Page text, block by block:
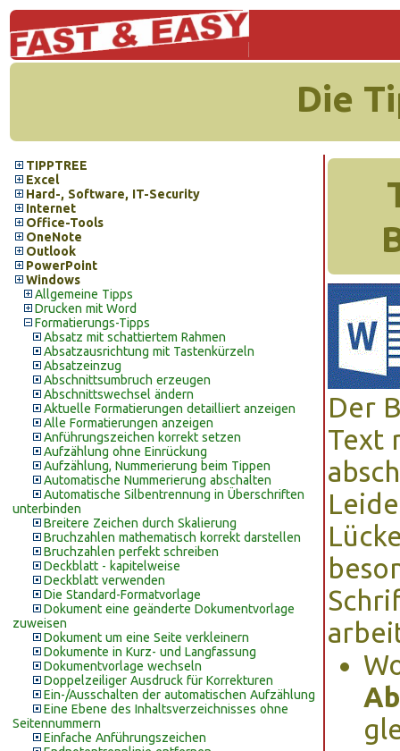
Die
TIPPTREE
Excel
Hard-, Software, IT-Security
Internet
Office-Tools
OneNote
Outlook
PowerPoint
Windows
Allgemeine Tipps
Drucken mit Word
Formatierungs-Tipps
Absatz mit schattiertem Rahmen
Absatzausrichtung mit Tastenkürzeln
Absatzeinzug
Abschnittsumbruch erzeugen
Abschnittswechsel ändern
Aktuelle Formatierungen detailliert anzeigen
Alle Formatierungen anzeigen
Anführungszeichen korrekt setzen
Aufzählung ohne Einrückung
Aufzählung, Nummerierung beim Tippen
Automatische Nummerierung abschalten
Automatische Silbentrennung in Überschriften
unterbinden
Breitere Zeichen durch Skalierung
Bruchzahlen mathematisch korrekt darstellen
Bruchzahlen perfekt schreiben
Deckblatt - kapitelweise
Deckblatt verwenden
Die Standard-Formatvorlage
Dokument eine geänderte Dokumentvorlage
zuweisen
Dokument um eine Seite verkleinern
Dokumente in Kurz- und Langfassung
Dokumentvorlage wechseln
Doppelzeiliger Ausdruck für Korrekturen
Ein-/Ausschalten der automatischen Aufzählung
Eine Ebene des Inhaltsverzeichnisses ohne
Seitennummern
Einfache Anführungszeichen
Der
Text